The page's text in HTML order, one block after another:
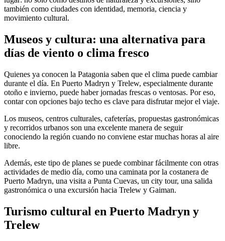
también como ciudades con identidad, memoria, ciencia y
movimiento cultural.
Museos y cultura: una alternativa para
días de viento o clima fresco
Quienes ya conocen la Patagonia saben que el clima puede cambiar
durante el día. En Puerto Madryn y Trelew, especialmente durante
otoño e invierno, puede haber jornadas frescas o ventosas. Por eso,
contar con opciones bajo techo es clave para disfrutar mejor el viaje.
Los museos, centros culturales, cafeterías, propuestas gastronómicas
y recorridos urbanos son una excelente manera de seguir
conociendo la región cuando no conviene estar muchas horas al aire
libre.
Además, este tipo de planes se puede combinar fácilmente con otras
actividades de medio día, como una caminata por la costanera de
Puerto Madryn, una visita a Punta Cuevas, un city tour, una salida
gastronómica o una excursión hacia Trelew y Gaiman.
Turismo cultural en Puerto Madryn y
Trelew